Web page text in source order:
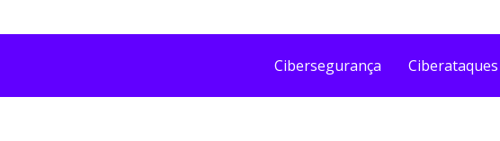
Cibersegurança Ciberataques